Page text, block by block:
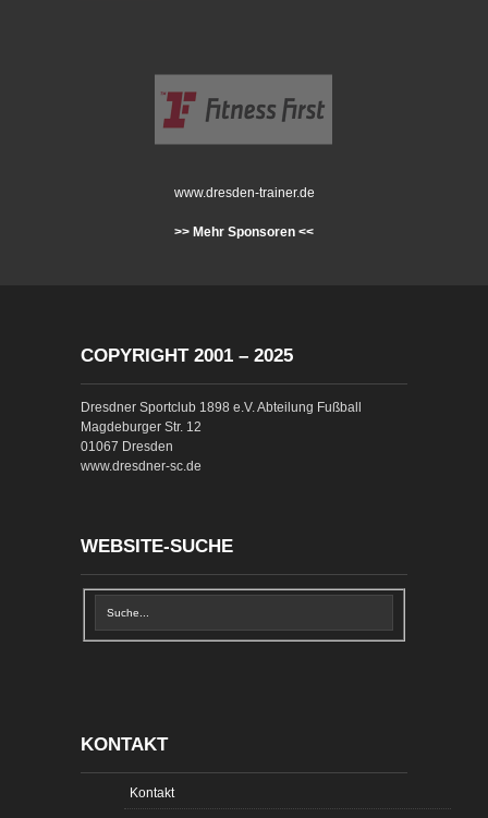
www.dresden-trainer.de
>> Mehr Sponsoren <<
COPYRIGHT 2001 – 2025
Dresdner Sportclub 1898 e.V. Abteilung Fußball
Magdeburger Str. 12
01067 Dresden
www.dresdner-sc.de
WEBSITE-SUCHE
KONTAKT
Kontakt